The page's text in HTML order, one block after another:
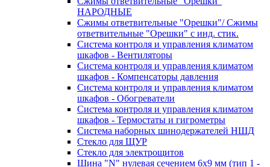
НАРОДНЫЕ
Сжимы ответвительные "Орешки"/ Сжимы
ответвительные "Орешки" с инд. стик.
Система контроля и управления климатом
шкафов - Вентиляторы
Система контроля и управления климатом
шкафов - Компенсаторы давления
Система контроля и управления климатом
шкафов - Обогреватели
Система контроля и управления климатом
шкафов - Термостаты и гигрометры
Система наборных шинодержателей НШД
Стекло для ЩУР
Стекло для электрощитов
Шина "N" нулевая сечением 6х9 мм (тип 1 -